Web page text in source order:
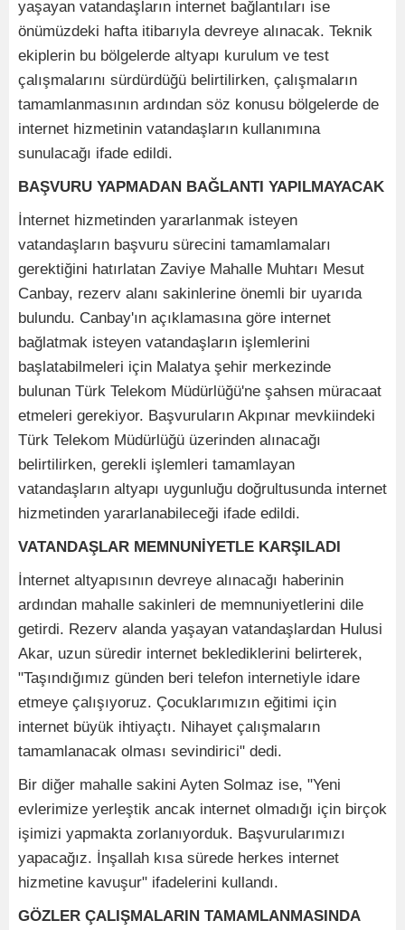
yaşayan vatandaşların internet bağlantıları ise
önümüzdeki hafta itibarıyla devreye alınacak. Teknik
ekiplerin bu bölgelerde altyapı kurulum ve test
çalışmalarını sürdürdüğü belirtilirken, çalışmaların
tamamlanmasının ardından söz konusu bölgelerde de
internet hizmetinin vatandaşların kullanımına
sunulacağı ifade edildi.
BAŞVURU YAPMADAN BAĞLANTI YAPILMAYACAK
İnternet hizmetinden yararlanmak isteyen
vatandaşların başvuru sürecini tamamlamaları
gerektiğini hatırlatan Zaviye Mahalle Muhtarı Mesut
Canbay, rezerv alanı sakinlerine önemli bir uyarıda
bulundu. Canbay'ın açıklamasına göre internet
bağlatmak isteyen vatandaşların işlemlerini
başlatabilmeleri için Malatya şehir merkezinde
bulunan Türk Telekom Müdürlüğü'ne şahsen müracaat
etmeleri gerekiyor. Başvuruların Akpınar mevkiindeki
Türk Telekom Müdürlüğü üzerinden alınacağı
belirtilirken, gerekli işlemleri tamamlayan
vatandaşların altyapı uygunluğu doğrultusunda internet
hizmetinden yararlanabileceği ifade edildi.
VATANDAŞLAR MEMNUNİYETLE KARŞILADI
İnternet altyapısının devreye alınacağı haberinin
ardından mahalle sakinleri de memnuniyetlerini dile
getirdi. Rezerv alanda yaşayan vatandaşlardan Hulusi
Akar, uzun süredir internet beklediklerini belirterek,
"Taşındığımız günden beri telefon internetiyle idare
etmeye çalışıyoruz. Çocuklarımızın eğitimi için
internet büyük ihtiyaçtı. Nihayet çalışmaların
tamamlanacak olması sevindirici" dedi.
Bir diğer mahalle sakini Ayten Solmaz ise, "Yeni
evlerimize yerleştik ancak internet olmadığı için birçok
işimizi yapmakta zorlanıyorduk. Başvurularımızı
yapacağız. İnşallah kısa sürede herkes internet
hizmetine kavuşur" ifadelerini kullandı.
GÖZLER ÇALIŞMALARIN TAMAMLANMASINDA